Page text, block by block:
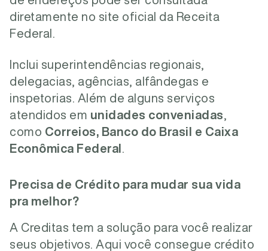
diretamente no site oficial da Receita
Federal.
Inclui superintendências regionais,
delegacias, agências, alfândegas e
inspetorias. Além de alguns serviços
atendidos em unidades conveniadas
como Correios, Banco do Brasil e Caixa
Econômica Federal
Precisa de Crédito para mudar sua vida
pra melhor?
A Creditas tem a solução para você realizar
seus objetivos. Aqui você consegue crédito